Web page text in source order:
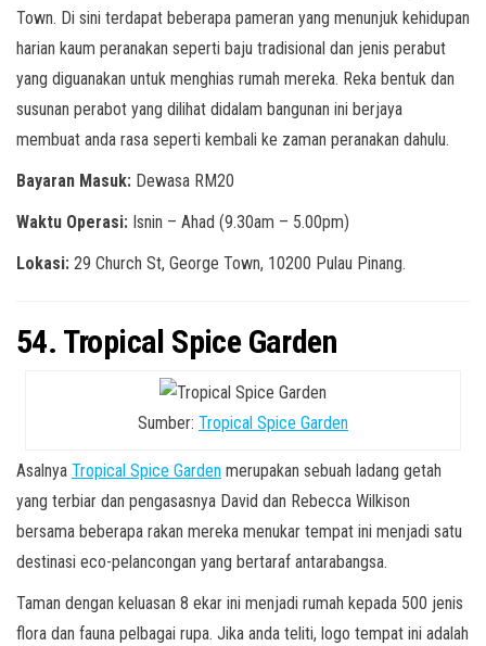
Town. Di sini terdapat beberapa pameran yang menunjuk kehidupan
harian kaum peranakan seperti baju tradisional dan jenis perabut
yang diguanakan untuk menghias rumah mereka. Reka bentuk dan
susunan perabot yang dilihat didalam bangunan ini berjaya
membuat anda rasa seperti kembali ke zaman peranakan dahulu.
Bayaran Masuk: Dewasa RM20
Waktu Operasi: Isnin – Ahad (9.30am – 5.00pm)
Lokasi: 29 Church St, George Town, 10200 Pulau Pinang.
54. Tropical Spice Garden
Sumber: Tropical Spice Garden
Asalnya Tropical Spice Garden merupakan sebuah ladang getah
yang terbiar dan pengasasnya David dan Rebecca Wilkison
bersama beberapa rakan mereka menukar tempat ini menjadi satu
destinasi eco-pelancongan yang bertaraf antarabangsa.
Taman dengan keluasan 8 ekar ini menjadi rumah kepada 500 jenis
flora dan fauna pelbagai rupa. Jika anda teliti, logo tempat ini adalah